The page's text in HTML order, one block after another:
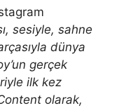
sesiyle, sahne
dünya
gerçek
ilk kez
olarak,